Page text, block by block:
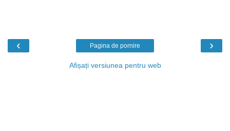
‹ ›
Pagina de pornire
Afișați versiunea pentru web